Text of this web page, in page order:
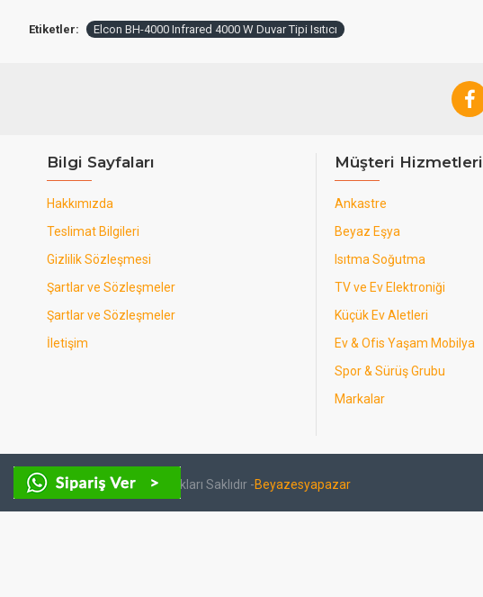
Etiketler: Elcon BH-4000 Infrared 4000 W Duvar Tipi Isıtıcı
Bilgi Sayfaları
Hakkımızda
Teslimat Bilgileri
Gizlilik Sözleşmesi
Şartlar ve Sözleşmeler
Şartlar ve Sözleşmeler
İletişim
Müşteri Hizmetleri
Ankastre
Beyaz Eşya
Isıtma Soğutma
TV ve Ev Elektroniği
Küçük Ev Aletleri
Ev & Ofis Yaşam Mobilya
Spor & Sürüş Grubu
Markalar
Copyright © 2024- Tüm Hakları Saklıdır -Beyazesyapazar